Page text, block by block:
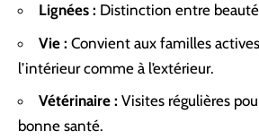
Lignées : Distinction entre
Vie : Convient aux familles
l’intérieur comme à l’extérieur.
Vétérinaire : Visites régulières
bonne santé.